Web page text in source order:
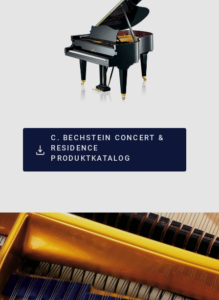
C. BECHSTEIN CONCERT &
RESIDENCE
PRODUKTKATALOG